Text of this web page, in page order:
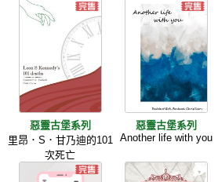
惡靈古堡系列
里昂．S．甘乃迪的101
次死亡
惡靈古堡系列
Another life with you